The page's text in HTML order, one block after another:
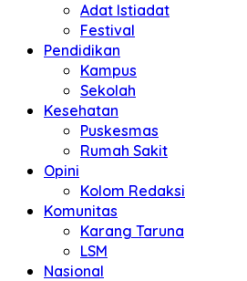
Adat Istiadat
Festival
Pendidikan
Kampus
Sekolah
Kesehatan
Puskesmas
Rumah Sakit
Opini
Kolom Redaksi
Komunitas
Karang Taruna
LSM
Nasional